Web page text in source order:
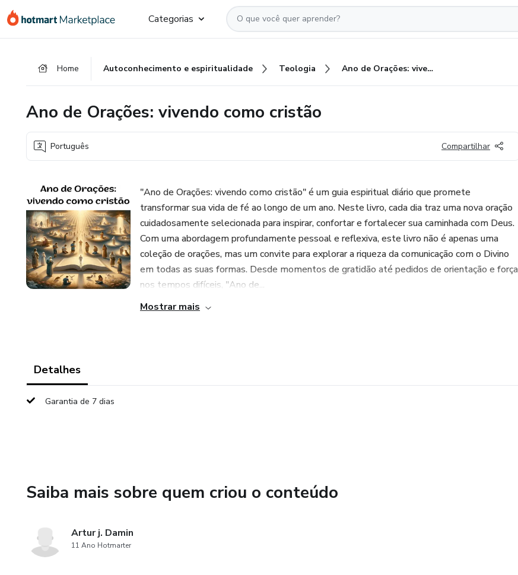
para
para
para
Categorias
Home Autoconhecimento e espiritualidade Teologia Ano de Orações: vivendo como cristão
Ano de Orações: vivendo como cristão
Português Compartilhar
"Ano de Orações: vivendo como cristão" é um guia espiritual diário que promete
transformar sua vida de fé ao longo de um ano. Neste livro, cada dia traz uma nova oração
cuidadosamente selecionada para inspirar, confortar e fortalecer sua caminhada com Deus.
Com uma abordagem profundamente pessoal e reflexiva, este livro não é apenas uma
coleção de orações, mas um convite para explorar a riqueza da comunicação com o Divino
em todas as suas formas. Desde momentos de gratidão até pedidos de orientação e força
nos tempos difíceis, "Ano de...
Mostrar mais
Detalhes
Garantia de 7 dias
Saiba mais sobre quem criou o conteúdo
Artur j. Damin
11 Ano Hotmarter